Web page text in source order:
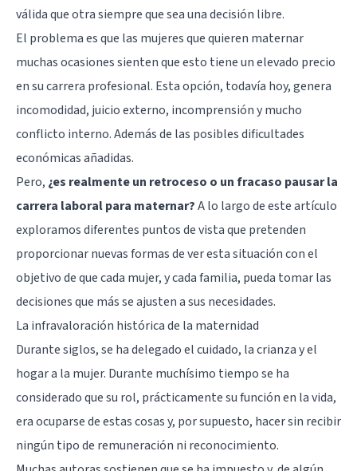
válida que otra siempre que sea una decisión libre.
El problema es que las mujeres que quieren maternar
muchas ocasiones sienten que esto tiene un elevado precio
en su carrera profesional. Esta opción, todavía hoy, genera
incomodidad, juicio externo, incomprensión y mucho
conflicto interno. Además de las posibles dificultades
económicas añadidas.
Pero, ¿es realmente un retroceso o un fracaso pausar la
carrera laboral para maternar?A lo largo de este artículo
exploramos diferentes puntos de vista que pretenden
proporcionar nuevas formas de ver esta situación con el
objetivo de que cada mujer, y cada familia, pueda tomar las
decisiones que más se ajusten a sus necesidades.
La infravaloración histórica de la maternidad
Durante siglos, se ha delegado el cuidado, la crianza y el
hogar a la mujer. Durante muchísimo tiempo se ha
considerado que su rol, prácticamente su función en la vida,
era ocuparse de estas cosas y, por supuesto, hacer sin recibir
ningún tipo de remuneración ni reconocimiento.